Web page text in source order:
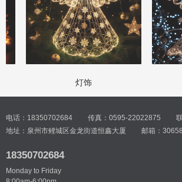
灯饰
电话：18350702684 传真：0595-22022875
地址：泉州市鲤城区金龙街道恒鑫大厦
邮箱：
18350702684
Monday to Friday